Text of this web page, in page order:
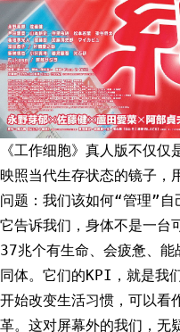
《工作细胞》真人版不仅
映照当代生存状态的镜子，
问题：我们该如何“管理”自
它告诉我们，身体不是一台
37兆个有生命、会疲惫、
同体。它们的KPI，就是我
开始改变生活习惯，可以看
革。这对屏幕外的我们，无